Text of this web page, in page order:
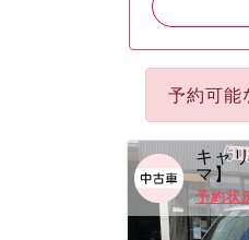
予約可能
キャ
マ】
予約状